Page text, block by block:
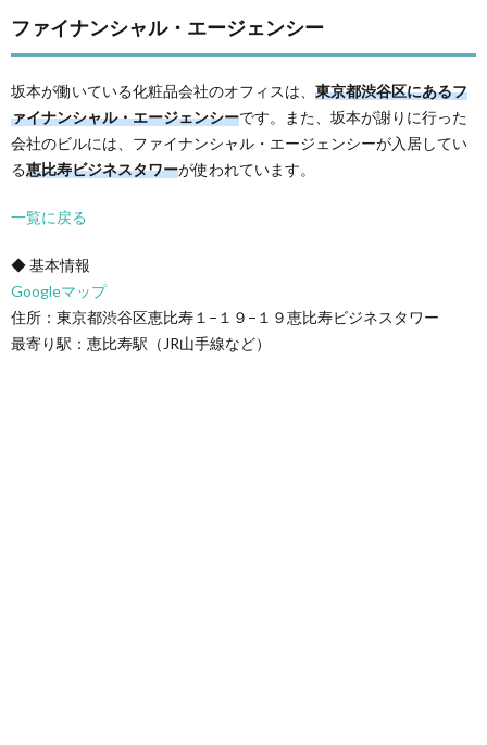
ファイナンシャル・エージェンシー
坂本が働いている化粧品会社のオフィスは、 東京都渋谷区にあるフ
ァイナンシャル・エージェンシーです。また、坂本が謝りに行った
会社のビルには、ファイナンシャル・エージェンシーが入居してい
る恵比寿ビジネスタワーが使われています。
一覧に戻る
◆ 基本情報
Googleマップ
住所：東京都渋谷区恵比寿１−１９−１９恵比寿ビジネスタワー
最寄り駅：恵比寿駅（JR山手線など）